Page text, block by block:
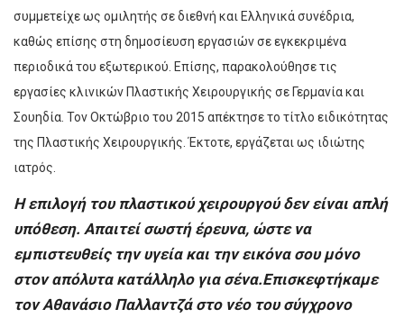
συμμετείχε ως ομιλητής σε διεθνή και Ελληνικά συνέδρια,
καθώς επίσης στη δημοσίευση εργασιών σε εγκεκριμένα
περιοδικά του εξωτερικού. Επίσης, παρακολούθησε τις
εργασίες κλινικών Πλαστικής Χειρουργικής σε Γερμανία και
Σουηδία. Τον Οκτώβριο του 2015 απέκτησε το τίτλο ειδικότητας
της Πλαστικής Χειρουργικής. Έκτοτε, εργάζεται ως ιδιώτης
ιατρός.
Η επιλογή του πλαστικού χειρουργού δεν είναι απλή
υπόθεση. Απαιτεί σωστή έρευνα, ώστε να
εμπιστευθείς την υγεία και την εικόνα σου μόνο
στον απόλυτα κατάλληλο για σένα.Επισκεφτήκαμε
τον Αθανάσιο Παλλαντζά στο νέο του σύγχρονο